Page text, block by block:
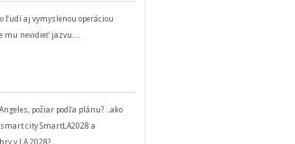
ľudí aj vymyslenou operáciou
mu nevidieť jazvu…
požiar podľa plánu? ..ako
city SmartLA2028 a